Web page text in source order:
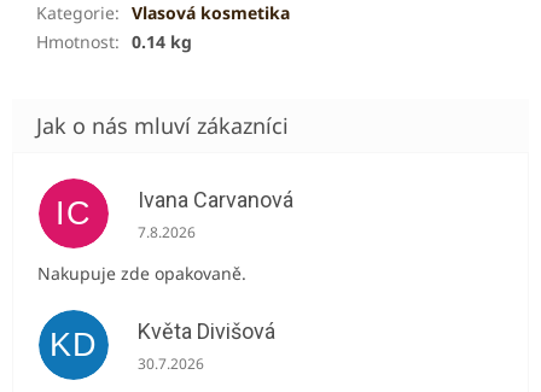
Kategorie: Vlasová kosmetika
Hmotnost: 0.14 kg
IC Ivana Carvanová
Hodnocení obchodu je 5 z 5 hvězdiček.
7.8.2026
Nakupuje zde opakovaně.
KD Květa Divišová
Hodnocení obchodu je 5 z 5 hvězdiček.
30.7.2026